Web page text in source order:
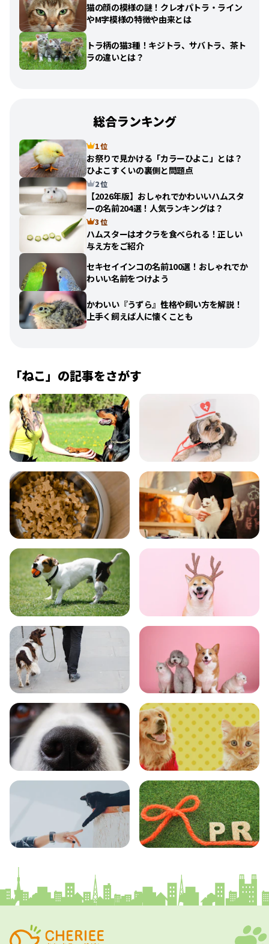
猫の顔の模様の謎！クレオパトラ・ライン
やM字模様の特徴や由来とは
トラ柄の猫3種！キジトラ、サバトラ、茶ト
ラの違いとは？
総合ランキング
1 位
お祭りで見かける「カラーひよこ」とは？
ひよこすくいの裏側と問題点
2 位
【2026年版】おしゃれでかわいいハムスタ
ーの名前204選！人気ランキングは？
3 位
ハムスターはオクラを食べられる！正しい
与え方をご紹介
セキセイインコの名前100選！おしゃれでか
わいい名前をつけよう
かわいい『うずら』性格や飼い方を解説！
上手く飼えば人に懐くことも
「ねこ」の記事をさがす
飼い方 健康
食事 お手入れ
トレーニング グッズ
おでかけ 図鑑
エンタメ クイズ